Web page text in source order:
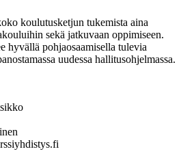
koulutusketjun tukemista aina
sekä jatkuvaan oppimiseen.
hyvällä pohjaosaamisella tulevia
uudessa hallitusohjelmassa.